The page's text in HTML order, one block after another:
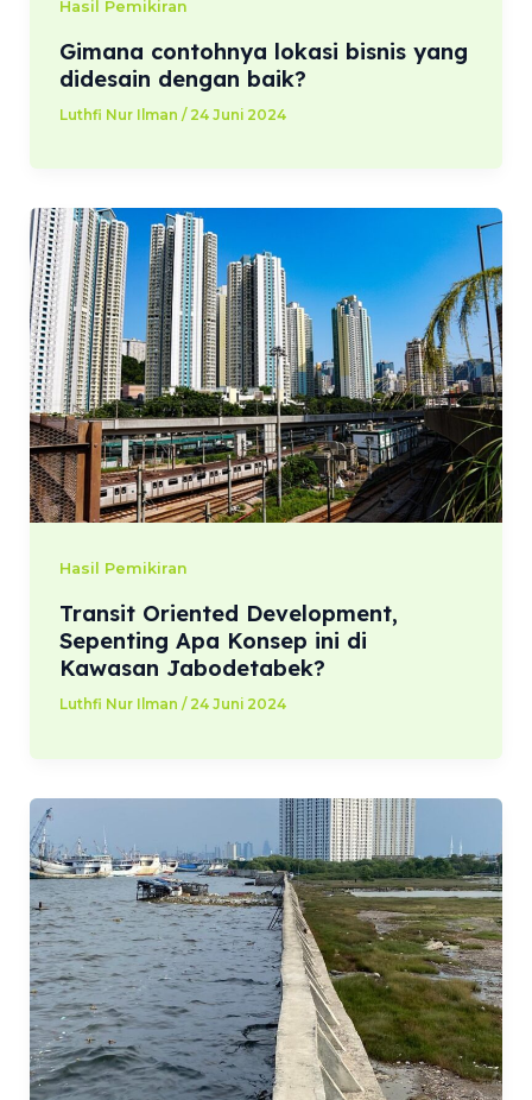
Hasil Pemikiran
Gimana contohnya lokasi bisnis yang
didesain dengan baik?
Luthfi Nur Ilman / 24 Juni 2024
Hasil Pemikiran
Transit Oriented Development,
Sepenting Apa Konsep ini di
Kawasan Jabodetabek?
Luthfi Nur Ilman / 24 Juni 2024